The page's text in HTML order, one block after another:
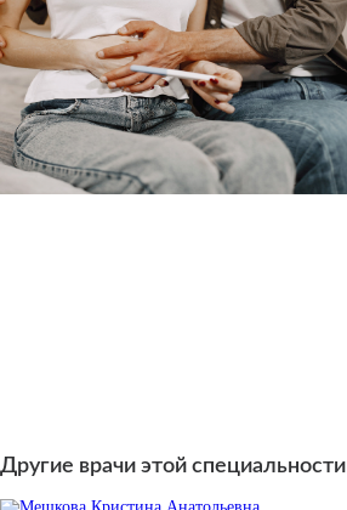
Другие врачи этой специальности